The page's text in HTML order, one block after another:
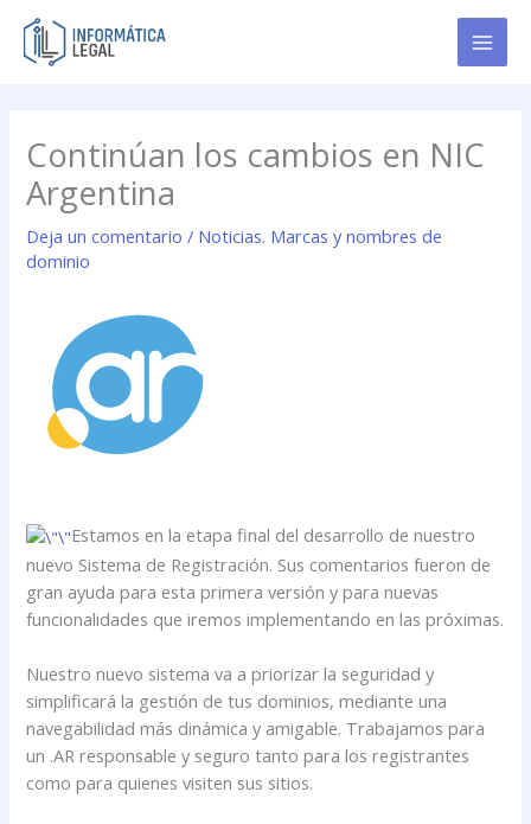
contenido
Continúan los cambios en NIC
Argentina
Deja un comentario / Noticias. Marcas y nombres de
dominio
Estamos en la etapa final del desarrollo de nuestro
nuevo Sistema de Registración. Sus comentarios fueron de
gran ayuda para esta primera versión y para nuevas
funcionalidades que iremos implementando en las próximas.
Nuestro nuevo sistema va a priorizar la seguridad y
simplificará la gestión de tus dominios, mediante una
navegabilidad más dinámica y amigable. Trabajamos para
un .AR responsable y seguro tanto para los registrantes
como para quienes visiten sus sitios.